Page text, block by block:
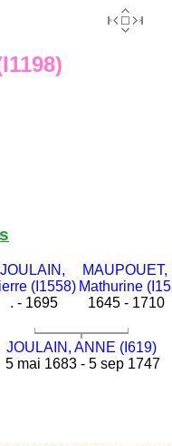
JOULAIN,
(I1558)
. - 1695
MAUPOUET,
Mathurine
1645 - 1710
JOULAIN, ANNE (I619)
5 mai 1683 - 5 sep 1747